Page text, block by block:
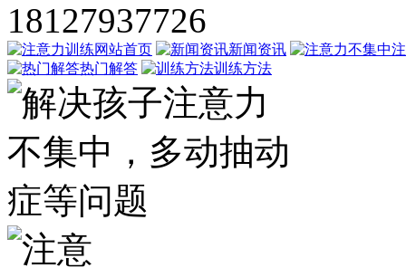
18127937726
网站首页 新闻资讯
热门解答
训练方法